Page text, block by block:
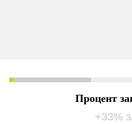
Процент
+33%